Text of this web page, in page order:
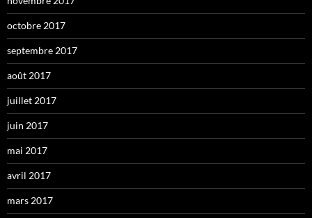
octobre 2017
septembre 2017
août 2017
juillet 2017
juin 2017
mai 2017
avril 2017
mars 2017